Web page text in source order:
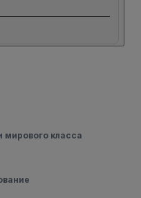
мирового класса